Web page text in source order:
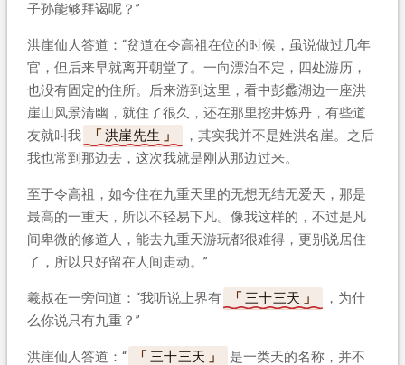
子孙能够拜谒呢？”
洪崖仙人答道：“贫道在令高祖在位的时候，虽说做过几年
官，但后来早就离开朝堂了。一向漂泊不定，四处游历，
也没有固定的住所。后来游到这里，看中彭蠡湖边一座洪
崖山风景清幽，就住了很久，还在那里挖井炼丹，有些道
友就叫我
洪崖先生
，其实我并不是姓洪名崖。之后
我也常到那边去，这次我就是刚从那边过来。
至于令高祖，如今住在九重天里的无想无结无爱天，那是
最高的一重天，所以不轻易下凡。像我这样的，不过是凡
间卑微的修道人，能去九重天游玩都很难得，更别说居住
了，所以只好留在人间走动。”
羲叔在一旁问道：“我听说上界有 三十三天
，为什
么你说只有九重？”
洪崖仙人答道：“ 三十三天 是一类天的名称，并不